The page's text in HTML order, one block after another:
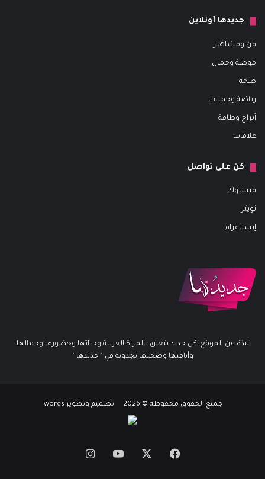
جديدها أونلاين
فن ومشاهير
موضة وجمال
صحة
رياضة وحميات
أبراج وطاقة
علاقات
كن على تواصل
فيسبوك
تويتر
إنستاغرام
نبذة عن الموقع: كل جديد يتعلق بالمرأة العربية وحياتها وحضورها وجمالها
وأناقتها وصحتها تجدونه في " جديدها "
جميع الحقوق محفوظة © 2026 تصميم وتطوير iworqs
فيسبوك يوتيوبانستقرام